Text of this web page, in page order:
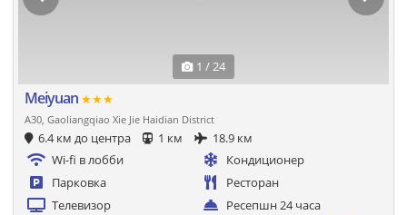
1 / 24
Meiyuan ★★★
A30, Gaoliangqiao Xie Jie Haidian District
6.4 км до центра 1 км
18.9 км
Wi-fi в лобби
Кондиционер
Парковка
Ресторан
Телевизор
Ресепшн 24 часа